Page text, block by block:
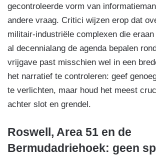
gecontroleerde vorm van
andere vraag. Critici wijzen erop dat
militair-industriële complexen die
al decennialang de agenda bepalen
vrijgave past misschien wel in een
het narratief te controleren: geef
te verlichten, maar houd het meest
achter slot en grendel.
Roswell, Area 51 en de
Bermudadriehoek: geen